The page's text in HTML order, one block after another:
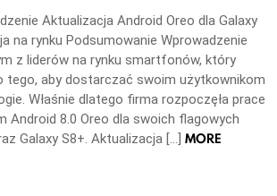
Aktualizacja Android Oreo dla Galaxy
na rynku Podsumowanie Wprowadzenie
z liderów na rynku smartfonów, który
tego, aby dostarczać swoim użytkownikom
Właśnie dlatego firma rozpoczęła prace
Android 8.0 Oreo dla swoich flagowych
Galaxy S8+. Aktualizacja […] MORE